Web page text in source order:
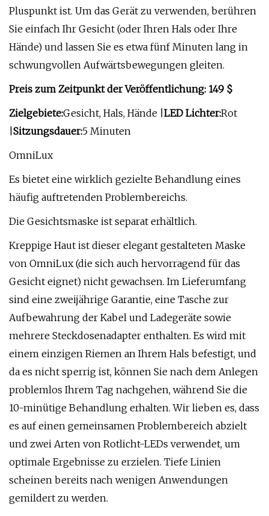
Pluspunkt ist. Um das Gerät zu verwenden, berühren
Sie einfach Ihr Gesicht (oder Ihren Hals oder Ihre
Hände) und lassen Sie es etwa fünf Minuten lang in
schwungvollen Aufwärtsbewegungen gleiten.
Preis zum Zeitpunkt der Veröffentlichung: 149 $
Zielgebiete:Gesicht, Hals, Hände | LED Lichter:Rot
Sitzungsdauer:5 Minuten
OmniLux
Es bietet eine wirklich gezielte Behandlung eines
häufig auftretenden Problembereichs.
Die Gesichtsmaske ist separat erhältlich.
Kreppige Haut ist dieser elegant gestalteten Maske
von OmniLux (die sich auch hervorragend für das
Gesicht eignet) nicht gewachsen. Im Lieferumfang
sind eine zweijährige Garantie, eine Tasche zur
Aufbewahrung der Kabel und Ladegeräte sowie
mehrere Steckdosenadapter enthalten. Es wird mit
einem einzigen Riemen an Ihrem Hals befestigt, und
da es nicht sperrig ist, können Sie nach dem Anlegen
problemlos Ihrem Tag nachgehen, während Sie die
10-minütige Behandlung erhalten. Wir lieben es, dass
es auf einen gemeinsamen Problembereich abzielt
und zwei Arten von Rotlicht-LEDs verwendet, um
optimale Ergebnisse zu erzielen. Tiefe Linien
scheinen bereits nach wenigen Anwendungen
gemildert zu werden.